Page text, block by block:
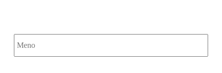
Meno